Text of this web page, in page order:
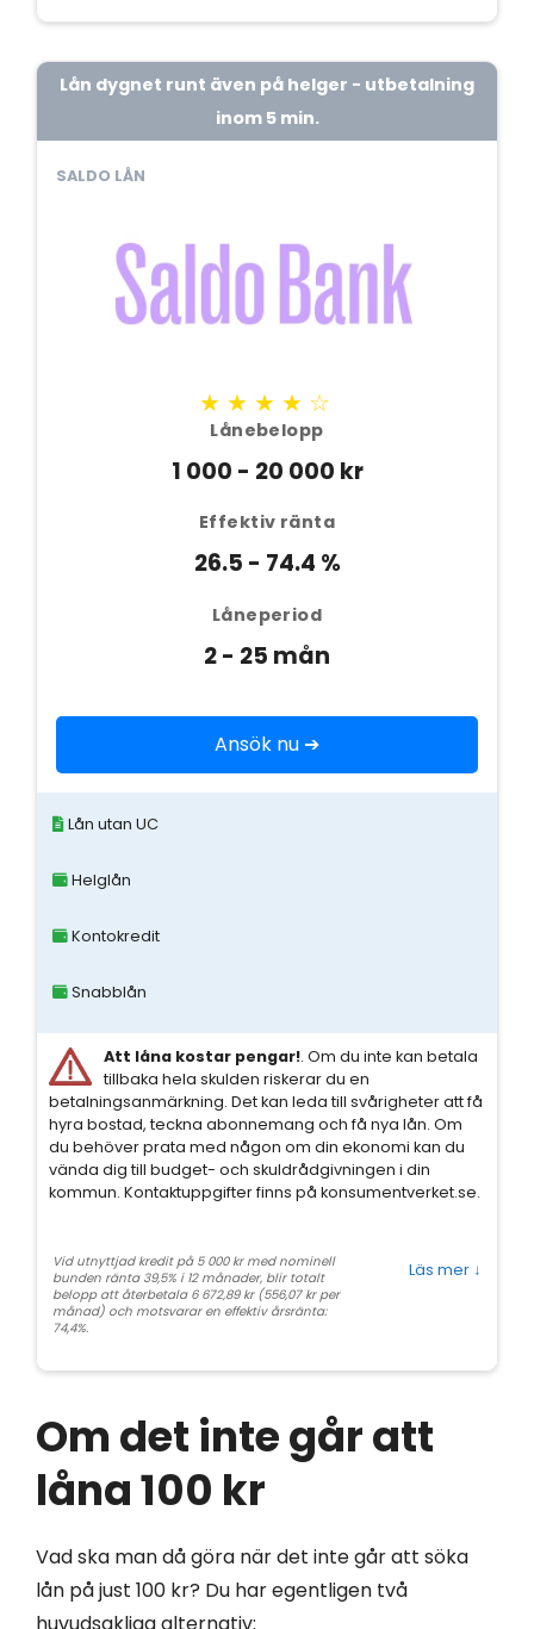
Lån dygnet runt även på helger - utbetalning
inom 5 min.
SALDO LÅN
★★★★☆
Lånebelopp
1 000 - 20 000 kr
Effektiv ränta
26.5 - 74.4 %
Låneperiod
2 - 25 mån
Ansök nu ➔
Lån utan UC
Helglån
Kontokredit
Snabblån
Att låna kostar pengar!. Om du inte kan betala
tillbaka hela skulden riskerar du en
betalningsanmärkning. Det kan leda till svårigheter att få
hyra bostad, teckna abonnemang och få nya lån. Om
du behöver prata med någon om din ekonomi kan du
vända dig till budget- och skuldrådgivningen i din
kommun. Kontaktuppgifter finns på konsumentverket.se.
Vid utnyttjad kredit på 5 000 kr med nominell
bunden ränta 39,5% i 12 månader, blir totalt
belopp att återbetala 6 672,89 kr (556,07 kr per
månad) och motsvarar en effektiv årsränta:
74,4%.
Läs mer ↓
Om det inte går att
låna 100 kr
Vad ska man då göra när det inte går att söka
lån på just 100 kr? Du har egentligen två
huvudsakliga alternativ: